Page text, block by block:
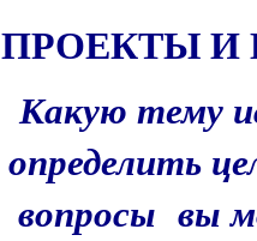
ПРОЕКТЫ И
Какую тему
определить
вопросы вы